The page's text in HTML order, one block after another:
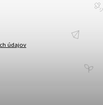
údajov